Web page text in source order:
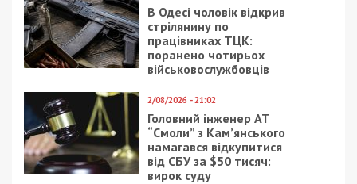
В Одесі чоловік відкрив
стрілянину по
працівниках ТЦК:
поранено чотирьох
військовослужбовців
2/08/2026 - 21:02
Головний інженер АТ
“Смоли” з Кам’янського
намагався відкупитися
від СБУ за $50 тисяч:
вирок суду